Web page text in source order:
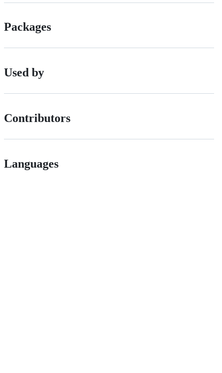
Packages
Used by
Contributors
Languages